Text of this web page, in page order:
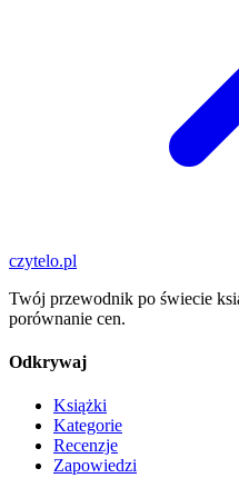
czytelo.pl
Twój przewodnik po świecie
porównanie cen.
Odkrywaj
Książki
Kategorie
Recenzje
Zapowiedzi